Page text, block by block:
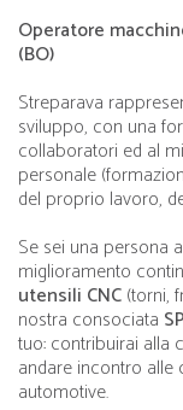
Operatore
(BO)
Streparava
sviluppo, con una
collaboratori ed al
personale
del proprio lavoro,
Se sei una persona
miglioramento
utensili CNC(torni,
nostra consociata
tuo: contribuirai alla
andare incontro
automotive.